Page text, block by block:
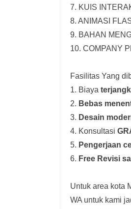
7. KUIS
8. ANIMASI
9. BAHAN
10. COMPANY
Fasilitas Yang
1. Biaya
2. Bebas
3. Desain
4. Konsultasi
5. Pengerjaan
6. Free Revisi
Untuk area kota
WA untuk kami